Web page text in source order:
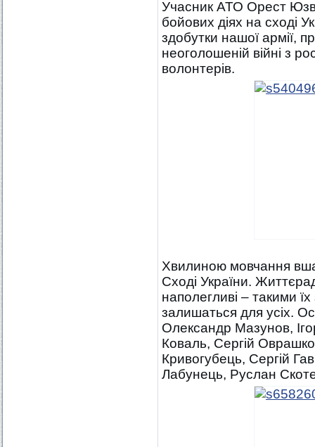
Учасник АТО Орест
бойових діях на сході
здобутки нашої армії,
неоголошеній війні з
волонтерів.
Хвилиною мовчання
Сході України.
наполегливі – такими
залишаться для усіх.
Олександр Мазунов,
Коваль, Сергій
Кривогубець, Сергій
Лабунець, Руслан